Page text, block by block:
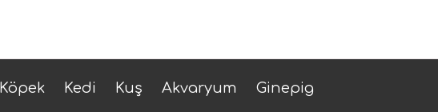
Köpek Kedi Kuş Akvaryum Ginepig